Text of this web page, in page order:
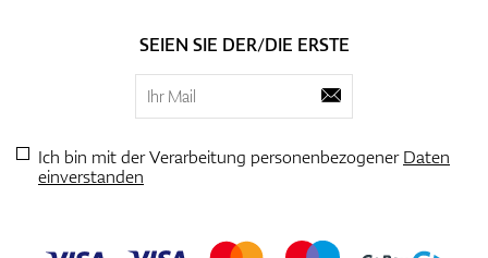
SEIEN SIE DER/DIE ERSTE
Ich bin mit der Verarbeitung personenbezogenerDaten
einverstanden